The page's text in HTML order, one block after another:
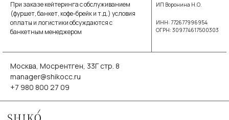
При заказе кейтеринга с обслуживанием
(фуршет, банкет, кофе-брейк и т.д.) условия
оплаты и логистики обсуждаются с
банкетным менеджером
ИП Воронина Н.О.
ИНН: 772677996954
ОГРН: 309774617500303
Москва, Мосрентген, 33Г стр. 8
manager@shikocc.ru
+7 980 800 27 09